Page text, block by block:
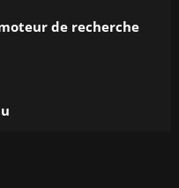
de recherche